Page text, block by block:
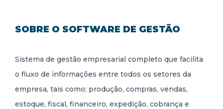
SOBRE O SOFTWARE DE GESTÃO
Sistema de gestão empresarial completo que facilita
o fluxo de informações entre todos os setores da
empresa, tais como; produção, compras, vendas,
estoque, fiscal, financeiro, expedição, cobrança e